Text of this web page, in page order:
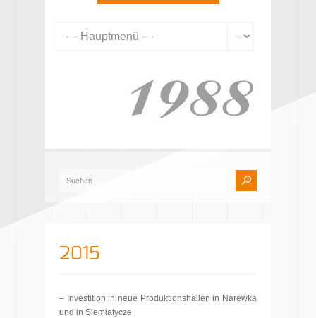
2015
– Investition in neue Produktionshallen in Narewka
und in Siemiatycze